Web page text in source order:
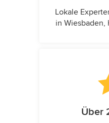
Lokale
in Wiesbaden,
Über